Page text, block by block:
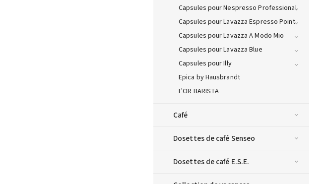
Capsules pour Nespresso Professional
Capsules pour Lavazza Espresso Point
Capsules pour Lavazza A Modo Mio
Capsules pour Lavazza Blue
Capsules pour Illy
Epica by Hausbrandt
L'OR BARISTA
Café
Dosettes de café Senseo
Dosettes de café E.S.E.